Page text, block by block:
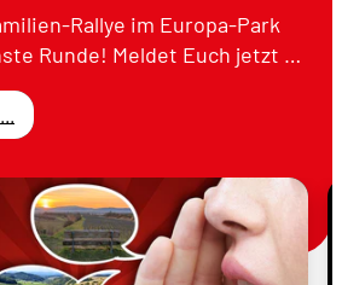
Rallye im Europa-Park
Runde! Meldet Euch jetzt …